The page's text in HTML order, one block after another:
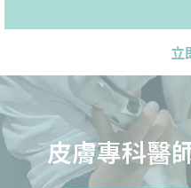
立
皮膚專科醫